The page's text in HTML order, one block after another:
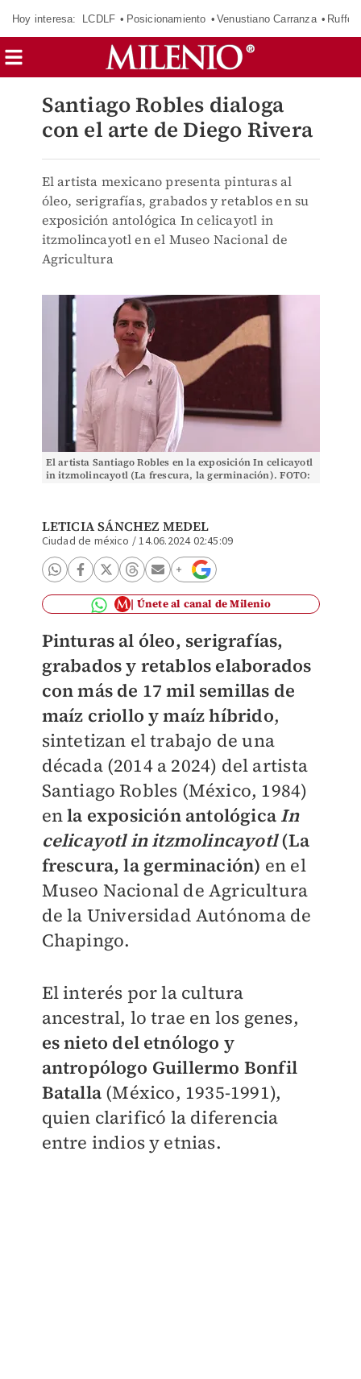
Hoy interesa: LCDLF Posicionamiento Venustiano Carranza Ruffo
Santiago Robles dialoga
con el arte de Diego Rivera
El artista mexicano presenta pinturas al
óleo, serigrafías, grabados y retablos en su
exposición antológica In celicayotl in
itzmolincayotl en el Museo Nacional de
Agricultura
El artista Santiago Robles en la exposición In celicayotl
in itzmolincayotl (La frescura, la germinación). FOTO:
LETICIA SÁNCHEZ MEDEL
Ciudad de méxico /14.06.2024 02:45:09
Únete al canal de Milenio
Pinturas al óleo, serigrafías,
grabados y retablos elaborados
con más de 17 mil semillas de
maíz criollo y maíz híbrido,
sintetizan el trabajo de una
década (2014 a 2024) del artista
Santiago Robles (México, 1984)
enla exposición antológica In
celicayotl in itzmolincayotl(La
frescura, la germinación) en el
Museo Nacional de Agricultura
de la Universidad Autónoma de
Chapingo.
El interés por la cultura
ancestral, lo trae en los genes,
es nieto del etnólogo y
antropólogo Guillermo Bonfil
Batalla(México, 1935-1991),
quien clarificó la diferencia
entre indios y etnias.